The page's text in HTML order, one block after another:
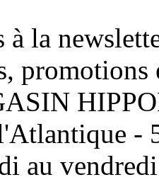
à la
promotions
-
au